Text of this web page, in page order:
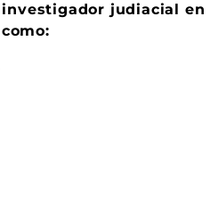
judiacial en